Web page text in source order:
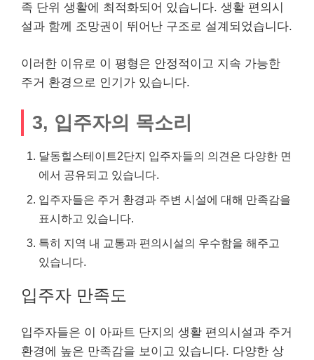
족 단위 생활에 최적화되어 있습니다. 생활 편의시
설과 함께 조망권이 뛰어난 구조로 설계되었습니다.
이러한 이유로 이 평형은 안정적이고 지속 가능한
주거 환경으로 인기가 있습니다.
3, 입주자의 목소리
달동힐스테이트2단지 입주자들의 의견은 다양한 면
에서 공유되고 있습니다.
입주자들은 주거 환경과 주변 시설에 대해 만족감을
표시하고 있습니다.
특히 지역 내 교통과 편의시설의 우수함을 해주고
있습니다.
입주자 만족도
입주자들은 이 아파트 단지의 생활 편의시설과 주거
환경에 높은 만족감을 보이고 있습니다. 다양한 상